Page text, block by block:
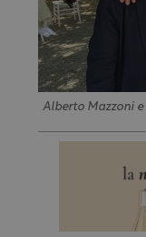
Alberto Mazzoni